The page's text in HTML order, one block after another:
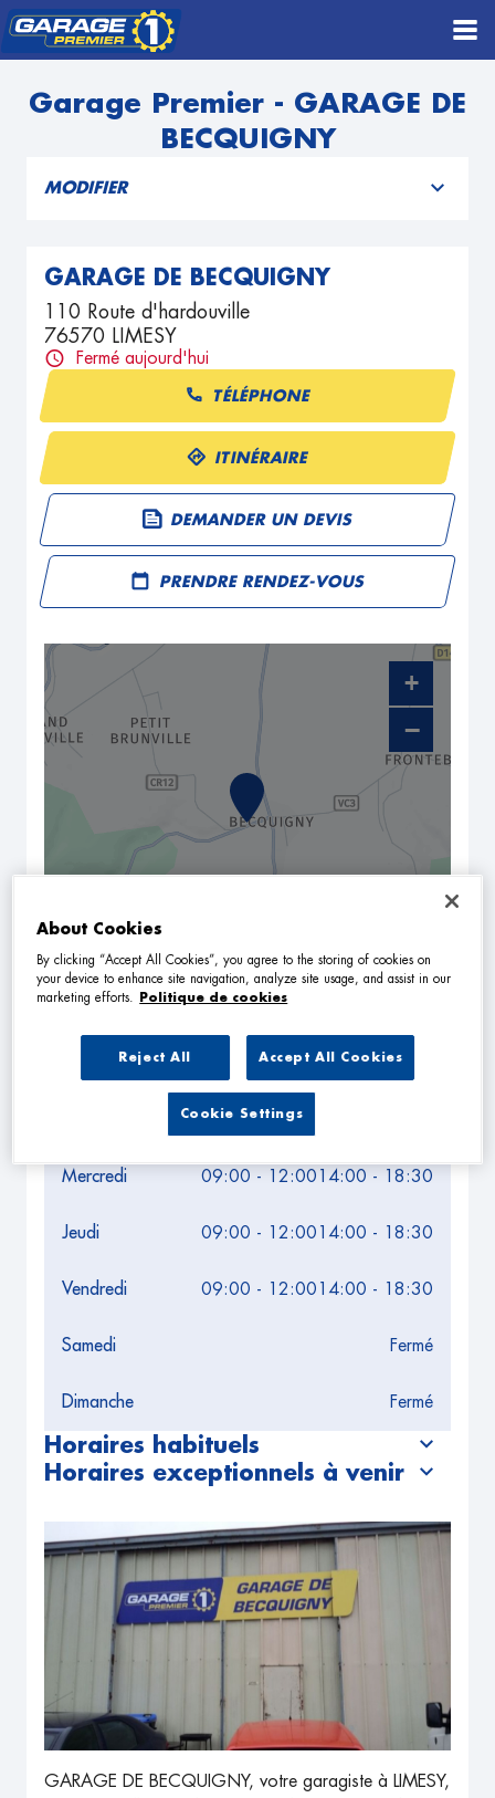
Garage Premier - GARAGE DE
BECQUIGNY
MODIFIER
GARAGE DE BECQUIGNY
110 Route d'hardouville
76570 LIMESY
Fermé aujourd'hui
TÉLÉPHONE
ITINÉRAIRE
DEMANDER UN DEVIS
PRENDRE RENDEZ-VOUS
Fermé
09:00 - 12:00
Mercredi 09:00 - 12:00 14:00 - 18:30
Jeudi 09:00 - 12:00 14:00 - 18:30
Vendredi 09:00 - 12:00 14:00 - 18:30
Samedi Fermé
Dimanche Fermé
Horaires habituels
Horaires exceptionnels à venir
+
−
NAVIGUER ITINÉRAIRE
GARAGE DE BECQUIGNY, votre garagiste à LIMESY,
About Cookies
By clicking “Accept All Cookies”, you agree to the storing of cookies on
your device to enhance site navigation, analyze site usage, and assist in our
marketing efforts.
Politique de cookies
Reject All Accept All Cookies
Cookie Settings